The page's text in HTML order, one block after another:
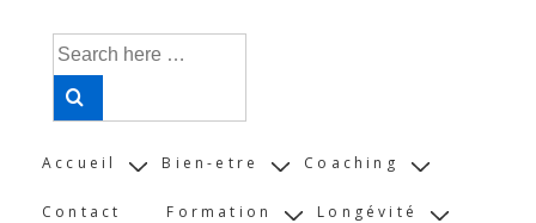
Search
for:
Main
Accueil Bien-etre Coaching
Contact Formation Longévité